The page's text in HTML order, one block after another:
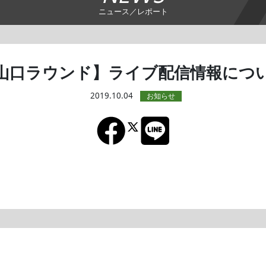
ニュース／レポート
口ラウンド】ライブ配信情報につ
2019.10.04